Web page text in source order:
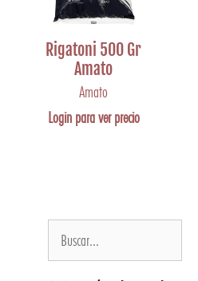
Rigatoni 500 Gr
Amato
Amato
Login para ver precio